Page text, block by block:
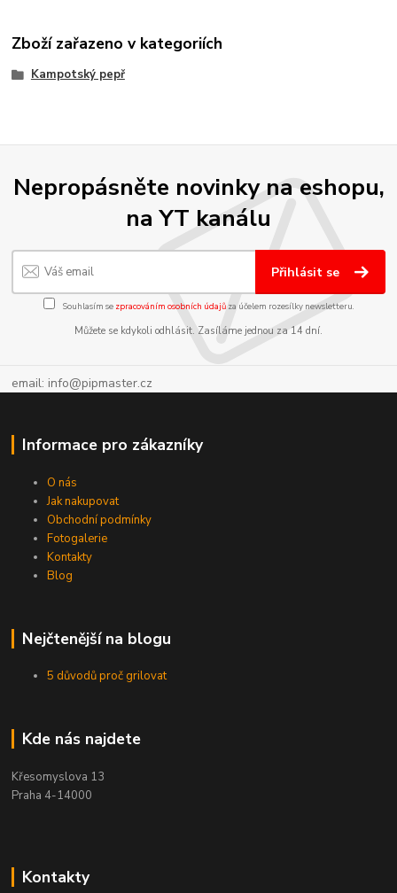
Zboží zařazeno v kategoriích
Kampotský pepř
Nepropásněte novinky na eshopu,
na YT kanálu
Přihlásit se
Souhlasím se zpracováním osobních údajůza účelem rozesílky newsletteru.
Můžete se kdykoli odhlásit. Zasíláme jednou za 14 dní.
email: info@pipmaster.cz
Informace pro zákazníky
O nás
Jak nakupovat
Obchodní podmínky
Fotogalerie
Kontakty
Blog
Nejčtenější na blogu
5 důvodů proč grilovat
Kde nás najdete
Křesomyslova 13
Praha 4-14000
Kontakty